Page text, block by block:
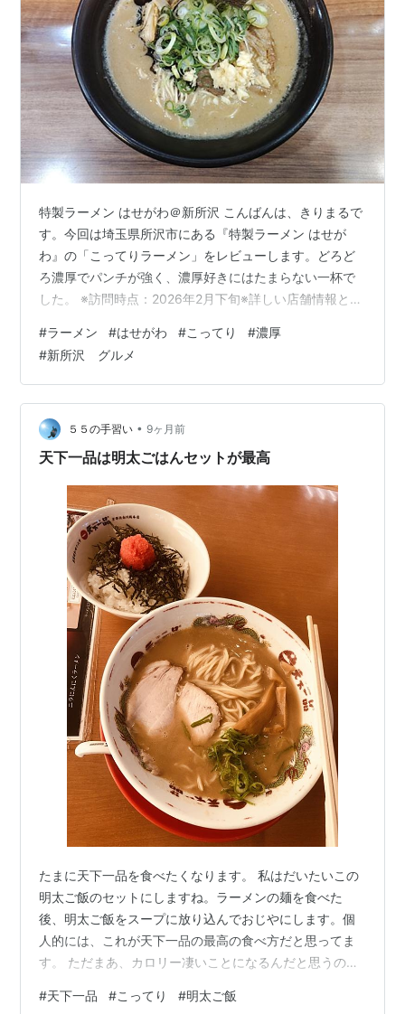
特製ラーメン はせがわ＠新所沢 こんばんは、きりまるで
す。今回は埼玉県所沢市にある『特製ラーメン はせが
わ』の「こってりラーメン」をレビューします。どろど
ろ濃厚でパンチが強く、濃厚好きにはたまらない一杯で
した。 ※訪問時点：2026年2月下旬※詳しい店舗情報と他
製ラーメン はせがわ｜初訪問ガイド＋メニュー比較 - 東
京埼玉ラーメンガイド 基本情報｜新所沢駅から徒歩約9
分。現金のみ 本日の注文｜こってりラーメン＋和え玉
（黒） スープ｜どろどろ濃厚で味濃いめ。好みは分かれ
るが癖になる 麺｜低加水寄りの細ストレートが濃厚スー
プを受け止める トッピン…
#ラーメン #はせがわ #こってり #濃厚
#新所沢 グルメ
５５の手習い • 9ヶ月前
天下一品は明太ごはんセットが最高
たまに天下一品を食べたくなります。 私はだいたいこの
明太ご飯のセットにしますね。ラーメンの麺を食べた
後、明太ご飯をスープに放り込んでおじやにします。個
人的には、これが天下一品の最高の食べ方だと思ってま
す。 ただまあ、カロリー凄いことになるんだと思うの
一品明太ご飯セット お歳暮 御歳暮 クリスマス ギフト 天
#天下一品 #こってり #明太ご飯